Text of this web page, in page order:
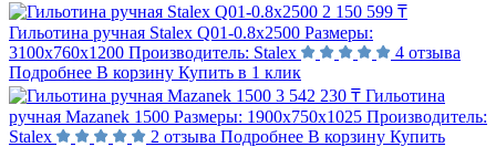
2 150 599 ₸
Гильотина ручная Stalex Q01-0.8x2500 Размеры:
3100х760х1200 Производитель: Stalex
4 отзыва
Подробнее В корзину Купить в 1 клик
3 542 230 ₸ Гильотина
ручная Mazanek 1500 Размеры: 1900х750х1025 Производитель:
Stalex
2 отзыва Подробнее В корзину Купить